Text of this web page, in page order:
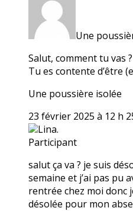
Une
Salut, comment tu vas ?
Tu es contente d’être
Une poussière isolée
23 février 2025 à 12 h
Lina.
Participant
salut ça va ? je suis
semaine et j’ai pas pu
rentrée chez moi donc
désolée pour mon